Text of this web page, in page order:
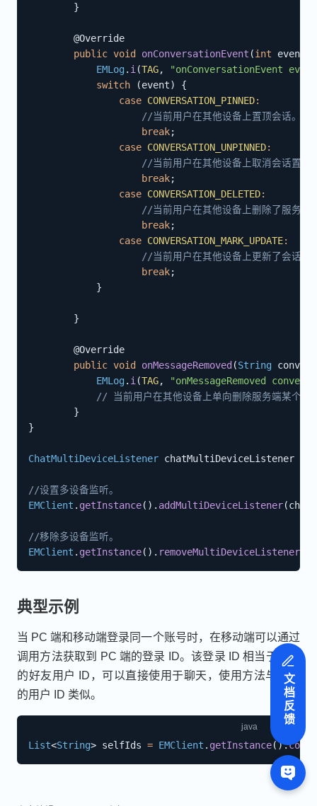
}
@Override
public void onConversationEvent (int event
EMLog. i (TAG,
"onConversationEvent
switch
(event)
{
case CONVERSATION_PINNED:
//当前用户在其他设备上置顶会话。
break;
case CONVERSATION_UNPINNED:
//当前用户在其他设备上取消会话置顶
break;
case CONVERSATION_DELETED:
//当前用户在其他设备上删除了服务端
break;
case CONVERSATION_MARK_UPDATE:
//当前用户在其他设备上更新了会话标
break;
}
}
@Override
public void onMessageRemoved (String
EMLog. i (TAG,
"onMessageRemoved
// 当前用户在其他设备上单向删除服务端某个会
}
}
ChatMultiDeviceListener chatMultiDeviceListener
//设置多设备监听。
EMClient . getInstance( ) . addMultiDeviceListener(
//移除多设备监听。
EMClient . getInstance( ) . removeMultiDeviceListener
典型示例
当 PC 端和移动端登录同一个账号时，在移动端可以通过
调用方法获取到 PC 端的登录 ID。该登录 ID 相当于特殊
的好友用户 ID，可以直接使用于聊天，使用方法与好友
的用户 ID 类似。
List<String> selfIds = EMClient . getInstance().
文档反馈